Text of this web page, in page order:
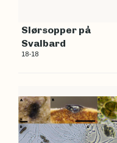
Slørsopper på
Svalbard
18-18